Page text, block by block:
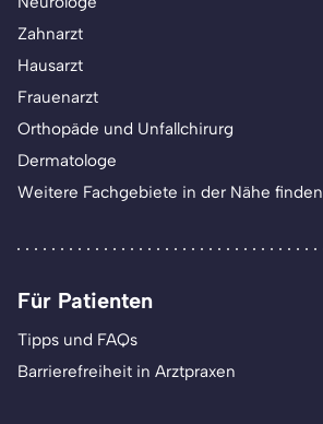
Zahnarzt
Hausarzt
Frauenarzt
Orthopäde und Unfallchirurg
Dermatologe
Weitere Fachgebiete in der Nähe finden
Für Patienten
Tipps und FAQs
Barrierefreiheit in Arztpraxen